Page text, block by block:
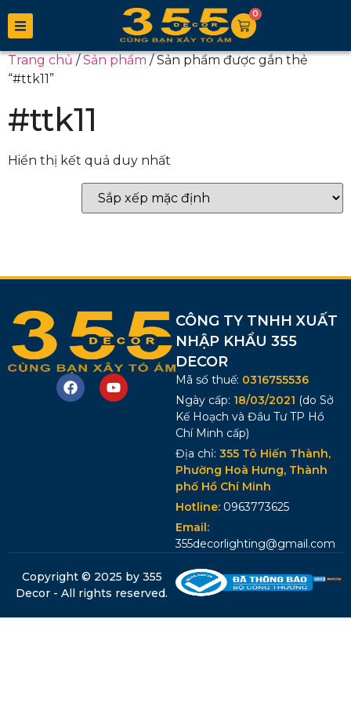
0
Trang chủ/Sản phẩm/ Sản phẩm được gắn thẻ
“#ttk11”
#ttk11
Hiển thị kết quả duy nhất
CÔNG TY TNHH XUẤT
NHẬP KHẨU 355
DECOR
Mã số thuế: 0316755536
Ngày cấp: 18/03/2021 (do Sở
Kế Hoạch và Đầu Tư TP Hồ
Chí Minh cấp)
Địa chỉ: 355 Tô Hiến Thành,
Phường Hoà Hưng, Thành
phố Hồ Chí Minh
Hotline: 0963773625
Email:
355decorlighting@gmail.com
Copyright © 2025 by 355
Decor - All rights reserved.